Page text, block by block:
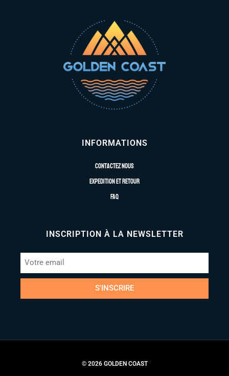
INFORMATIONS
Contactez nous
Expedition et retour
FAQ
INSCRIPTION À LA NEWSLETTER
S'INSCRIRE
© 2026 GOLDEN COAST